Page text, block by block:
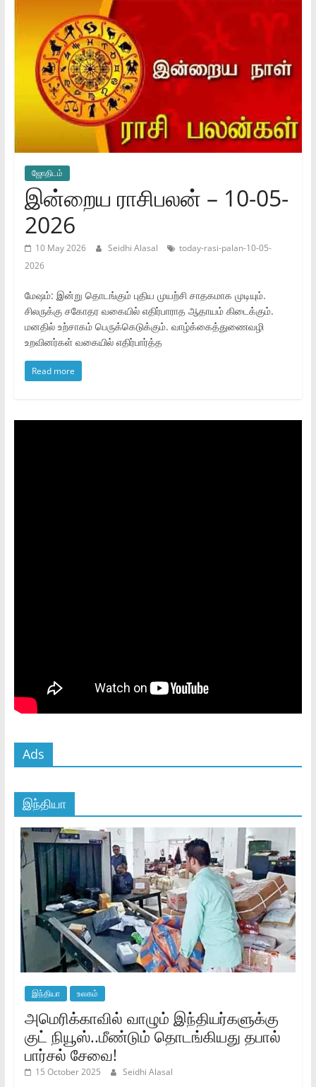
ஜோ‌திட‌ம்
இன்றைய ராசிபலன் – 10-05-
2026
10 May 2026 Seidhi Alasal
today-rasi-palan-10-05-
2026
மேஷம்: இன்று தொடங்கும் புதிய முயற்சி சாதகமாக முடியும்.
சிலருக்கு சகோதர வகையில் எதிர்பாராத ஆதாயம் கிடைக்கும்.
மனதில் உற்சாகம் பெருக்கெடுக்கும். வாழ்க்கைத்துணைவழி
உறவினர்கள் வகையில் எதிர்பார்த்த
Read more
Ads
இந்தியா
இந்தியா உலகம்
அமெரிக்காவில் வாழும் இந்தியர்களுக்கு
குட் நியூஸ்..மீண்டும் தொடங்கியது தபால்
பார்சல் சேவை!
15 October 2025 Seidhi Alasal